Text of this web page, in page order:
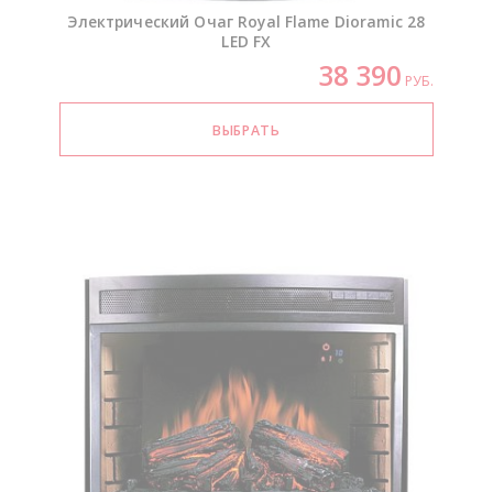
Электрический Очаг Royal Flame Dioramic 28
LED FX
38 390 РУБ.